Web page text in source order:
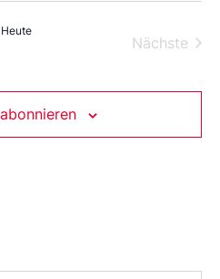
Heute
Nächste